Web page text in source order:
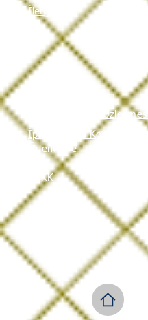
Mesafeli Satış Sözleşmesi
İptal ve İade Koşulları
Ödeme ve Teslimat
KVKK
İletişim